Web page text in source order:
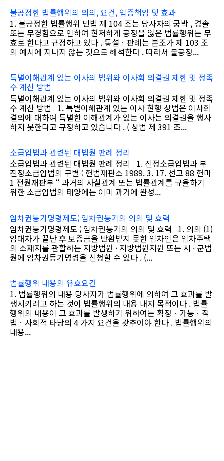
불공정한 법률행위의 의의, 요건, 입증책임 및 효과
1. 불공정한 법률행위 민법 제 104 조는 당사자의 궁박 , 경솔
또는 무경험으로 인하여 현저하게 공정을 잃은 법률행위는 무
효로 한다고 규정하고 있다 . 통설ㆍ판례는 본조가 제 103 조
의 예시에 지나지 않는 것으로 해석한다 . 따라서 불공정...
특별이해관계 있는 이사의 범위와 이사회 의결권 제한 및 정족
수 계산 방법
특별이해관계 있는 이사의 범위와 이사회 의결권 제한 및 정족
수 계산 방법 1. 특별이해관계 있는 이사 현행 상법은 이사회
결의에 대하여 특별한 이해관계가 있는 이사는 의결권을 행사
하지 못한다고 규정하고 있습니다 . ( 상법 제 391 조...
소급입법과 관련된 대법원 판례 정리
소급입법과 관련된 대법원 판례 정리 1. 진정소급입법과 부
진정소급입법의 구별 : 헌법재판소 1989. 3. 17. 선고 88 헌마
1 전원재판부 “ 과거의 사실관계 또는 법률관계를 규율하기
위한 소급입법의 태양에는 이미 과거에 완성...
임차권등기명령제도; 임차권등기의 의의 및 효력
임차권등기명령제도 ; 임차권등기의 의의 및 효력 1. 의의 (1)
임대차가 끝난 후 보증금을 반환받지 못한 임차인은 임차주택
의 소재지를 관할하는 지방법원 · 지방법원지원 또는 시 · 군법
원에 임차권등기명령을 신청할 수 있다 . (...
법률행위 내용의 유효요건
1. 법률행위의 내용 당사자가 법률행위에 의하여 그 효과를 발
생시키려고 하는 것이 법률행위의 내용 내지 목적이다 . 법률
행위의 내용이 그 효과를 발생하기 위하여는 확정ㆍ가능ㆍ적
법ㆍ사회적 타당의 4 가지 요건을 갖추어야 한다 . 법률행위의
내용...